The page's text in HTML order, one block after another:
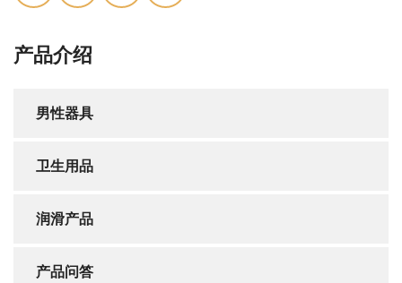
产品介绍
男性器具
卫生用品
润滑产品
产品问答